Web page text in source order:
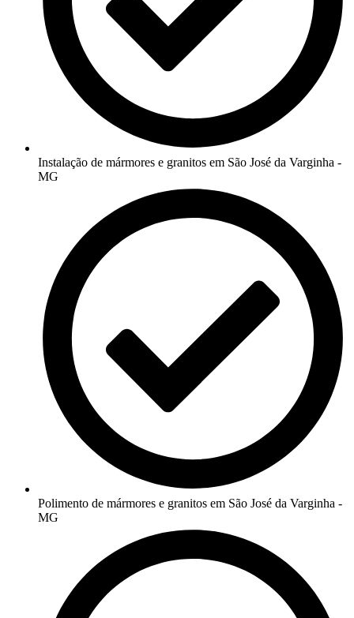
Instalação de mármores e granitos em São José da Varginha -
MG
Polimento de mármores e granitos em São José da Varginha -
MG